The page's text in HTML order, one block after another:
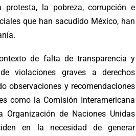
la pobreza, corrupción e
que han sacudido México, han
de falta de transparencia y
violaciones graves a derechos
observaciones y recomendaciones
como la Comisión Interamericana
Organización de Naciones Unidas
en la necesidad de generar